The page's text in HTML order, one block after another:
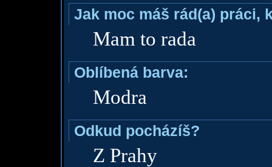
Jak moc máš rád(a) práci,
Mam to rada
Oblíbená barva:
Modra
Odkud pocházíš?
Z Prahy